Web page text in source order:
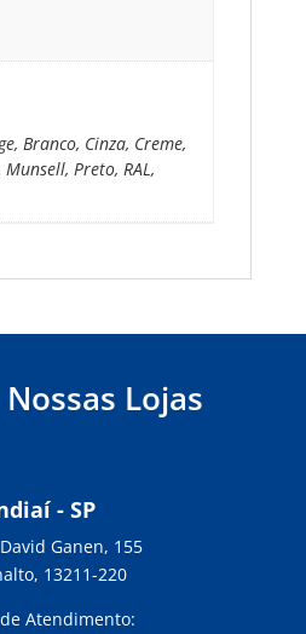
Branco, Cinza, Creme,
Preto, RAL,
Lojas
- SP
Ganen, 155
13211-220
Atendimento: